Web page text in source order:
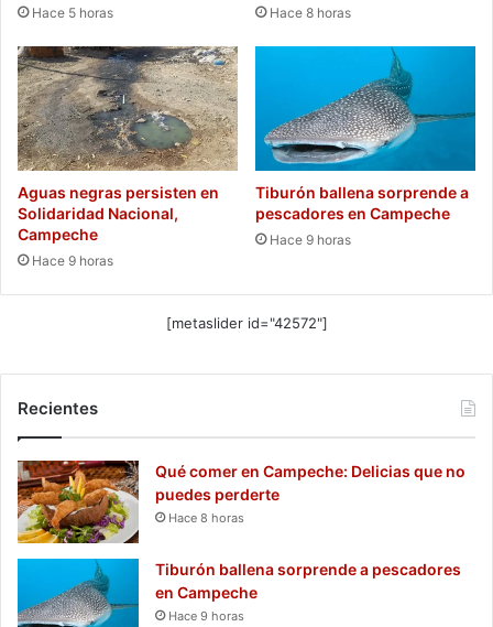
Hace 5 horas Hace 8 horas
Aguas negras persisten en
Solidaridad Nacional,
Campeche
Hace 9 horas
Tiburón ballena sorprende a
pescadores en Campeche
Hace 9 horas
[metaslider id="42572"]
Recientes
Qué comer en Campeche: Delicias que no
puedes perderte
Hace 8 horas
Tiburón ballena sorprende a pescadores
en Campeche
Hace 9 horas